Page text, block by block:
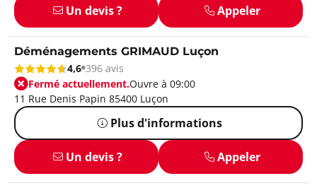
Un devis ? Appeler
Déménagements GRIMAUD Luçon
4,6 396 avis
Fermé actuellement.Ouvre à 09:00
11 Rue Denis Papin 85400 Luçon
Plus d'informations
Un devis ? Appeler